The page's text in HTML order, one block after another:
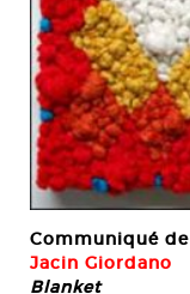
Communiqué
Jacin Giordano
Blanket